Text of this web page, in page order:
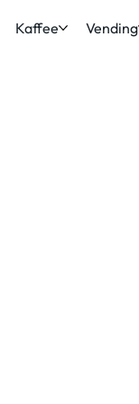
Kaffee Vending